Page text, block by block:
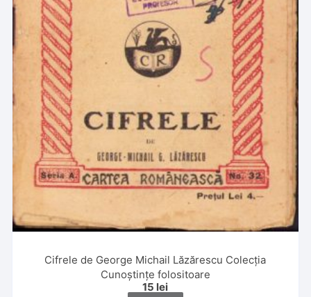
Cifrele de George Michail Lăzărescu Colecția
Cunoștințe folositoare
15 lei